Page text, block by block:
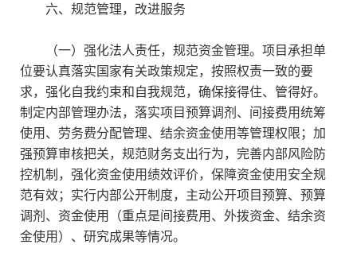
六、规范管理，改进服务
（一）强化法人责任，规范资金管理。项目承担单
位要认真落实国家有关政策规定，按照权责一致的要
求，强化自我约束和自我规范，确保接得住、管得好。
制定内部管理办法，落实项目预算调剂、间接费用统筹
使用、劳务费分配管理、结余资金使用等管理权限；加
强预算审核把关，规范财务支出行为，完善内部风险防
控机制，强化资金使用绩效评价，保障资金使用安全规
范有效；实行内部公开制度，主动公开项目预算、预算
调剂、资金使用（重点是间接费用、外拨资金、结余资
金使用）、研究成果等情况。